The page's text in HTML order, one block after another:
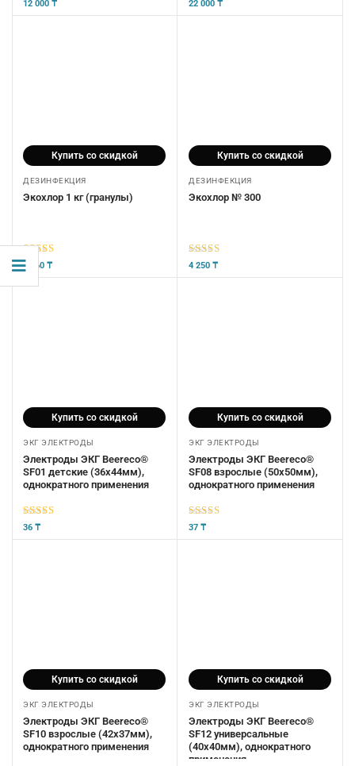
12 000 ₸ 22 000 ₸
Купить со скидкой
ДЕЗИНФЕКЦИЯ
Экохлор 1 кг (гранулы)
5 из 5
2 760 ₸
Купить со скидкой
ДЕЗИНФЕКЦИЯ
Экохлор № 300
5 из 5
4 250 ₸
Купить со скидкой
ЭКГ ЭЛЕКТРОДЫ
Электроды ЭКГ Beereco®
SF01 детские (36х44мм),
однократного применения
5из 5
36 ₸
Купить со скидкой
ЭКГ ЭЛЕКТРОДЫ
Электроды ЭКГ Beereco®
SF08 взрослые (50х50мм),
однократного применения
5из 5
37 ₸
Купить со скидкой
ЭКГ ЭЛЕКТРОДЫ
Электроды ЭКГ Beereco®
SF10 взрослые (42х37мм),
однократного применения
Купить со скидкой
ЭКГ ЭЛЕКТРОДЫ
Электроды ЭКГ Beereco®
SF12 универсальные
(40х40мм), однократного
применения